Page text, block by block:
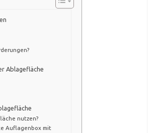
Ablagefläche
nutzen?
Auflagenbox mit